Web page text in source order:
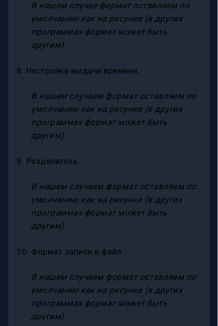
В нашем случае формат оставляем по
умолчанию как на рисунке (в других
программах формат может быть
другим).
8. Настройка выдачи времени.
В нашем случаем формат оставляем по
умолчанию как на рисунке (в других
программах формат может быть
другим).
9. Разделитель.
В нашем случаем формат оставляем по
умолчанию как на рисунке (в других
программах формат может быть
другим).
10. Формат записи в файл.
В нашем случаем формат оставляем по
умолчанию как на рисунке (в других
программах формат может быть
другим).